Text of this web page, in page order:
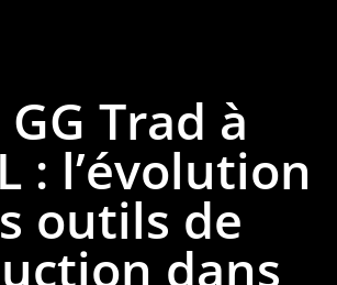
GG Trad à
: l’évolution
outils de
dans